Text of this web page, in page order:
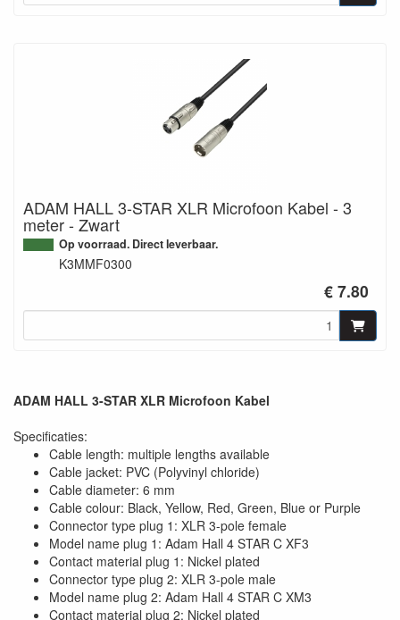
ADAM HALL 3-STAR XLR Microfoon Kabel - 3
meter - Zwart
Op voorraad. Direct leverbaar.
K3MMF0300
€ 7.80
ADAM HALL 3-STAR XLR Microfoon Kabel
Specificaties:
Cable length: multiple lengths available
Cable jacket: PVC (Polyvinyl chloride)
Cable diameter: 6 mm
Cable colour: Black, Yellow, Red, Green, Blue or Purple
Connector type plug 1: XLR 3-pole female
Model name plug 1: Adam Hall 4 STAR C XF3
Contact material plug 1: Nickel plated
Connector type plug 2: XLR 3-pole male
Model name plug 2: Adam Hall 4 STAR C XM3
Contact material plug 2: Nickel plated